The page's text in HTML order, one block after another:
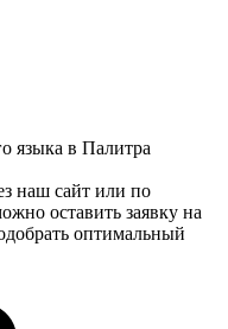
языка в Палитра
наш сайт или по
оставить заявку на
оптимальный